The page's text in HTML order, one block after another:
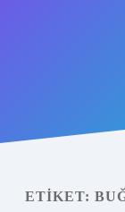
Yasal Uyarı
ETIKET: